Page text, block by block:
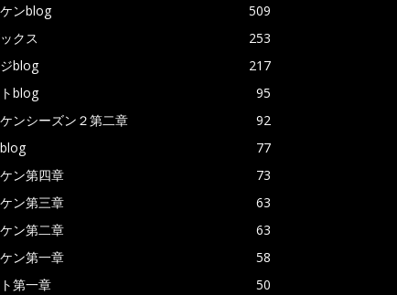
ンblog
509
クス
253
blog
217
blog
95
ンシーズン２第二章
92
77
ン第四章
73
ン第三章
63
ン第二章
63
ン第一章
58
第一章
50